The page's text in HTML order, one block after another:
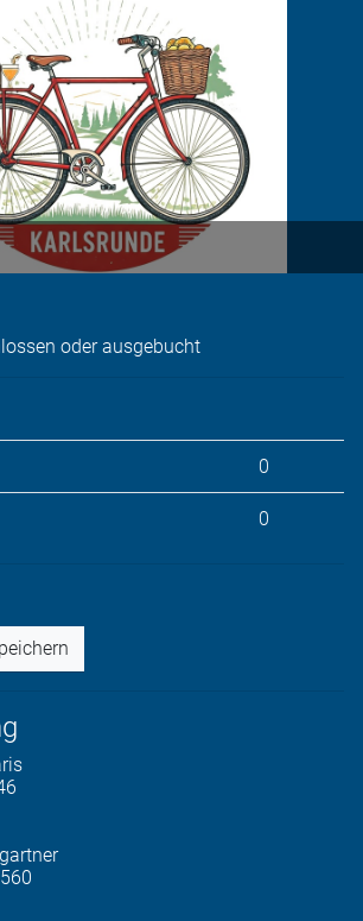
oder ausgebucht
0
0